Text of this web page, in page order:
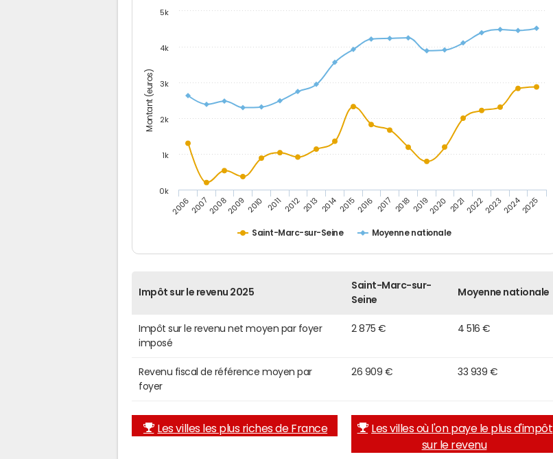
Montant (euros)
Saint-Marc-sur-Seine Moyenne nationale
20062007200820092010 2011 20122013 201420152016 2017 201820192020 20212022202320242025
0k
1k
2k
3k
4k
5k
Impôt sur le revenu 2025
Saint-Marc-sur-
Seine
Moyenne nationale
Impôt sur le revenu net moyen par foyer
imposé
2 875 € 4 516 €
Revenu fiscal de référence moyen par
foyer
26 909 € 33 939 €
Les villes les plus riches de France
Les villes où l'on paye le plus d'impôt
sur le revenu